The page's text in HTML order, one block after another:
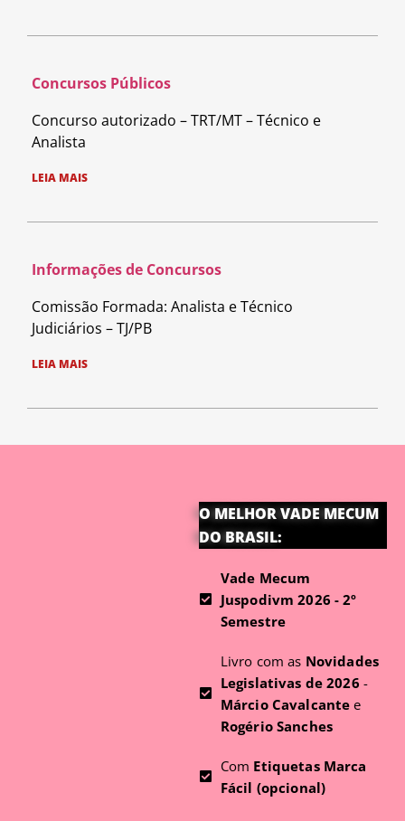
Concursos Públicos
Concurso autorizado – TRT/MT – Técnico e
Analista
LEIA MAIS
Informações de Concursos
Comissão Formada: Analista e Técnico
Judiciários – TJ/PB
LEIA MAIS
O MELHOR VADE MECUM
DO BRASIL:
Vade Mecum
Juspodivm 2026 - 2º
Semestre
Livro com as Novidades
Legislativas de 2026 -
Márcio Cavalcante e
Rogério Sanches
Com Etiquetas Marca
Fácil (opcional)